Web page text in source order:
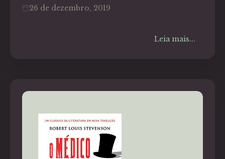
26 de dezembro, 2019
Leia mais...